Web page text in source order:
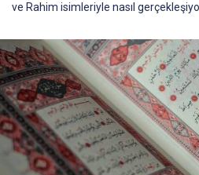
ve Rahim isimleriyle nasıl